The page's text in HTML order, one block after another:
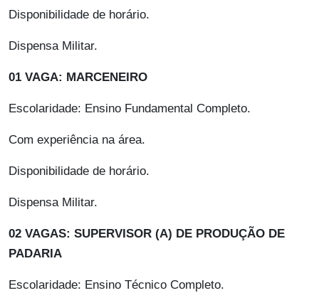
Disponibilidade de horário.
Dispensa Militar.
01 VAGA: MARCENEIRO
Escolaridade: Ensino Fundamental Completo.
Com experiência na área.
Disponibilidade de horário.
Dispensa Militar.
02 VAGAS: SUPERVISOR (A) DE PRODUÇÃO DE
PADARIA
Escolaridade: Ensino Técnico Completo.